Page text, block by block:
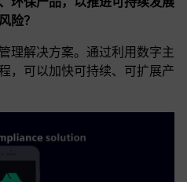
险？
理解决方案。通过利用数字主
，可以加快可持续、可扩展产